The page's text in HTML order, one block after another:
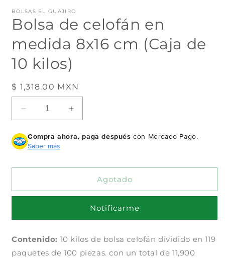
una
ventana
modal
BOLSAS EL GUAJIRO
Bolsa de celofán en
medida 8x16 cm (Caja de
10 kilos)
Precio
habitual
$ 1,318.00 MXN
Reducir
cantidad
para
Bolsa
celofán
8x16
(Caja
10
kilos)
Aumentar
cantidad
para
celofán
8x16
(Caja
10
kilos)
Compra ahora, paga después con Mercado Pago.
Saber más
Agotado
Notificarme
Contenido: 10 kilos de bolsa celofán dividido en 119
paquetes de 100 piezas. con un total de 11,900